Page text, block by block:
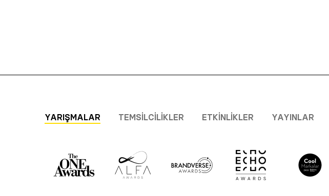
YARIŞMALAR TEMSILCILIKLER ETKINLIKLER YAYINLAR